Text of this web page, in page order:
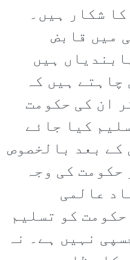
شکار ہیں۔
میں قابض
ہیں
ہیں کہ
ان کی حکومت
کیا جائے
کے بعد بالخصوص
کی وجہ
عالمی
کو تسلیم
نہیں ہے۔ نہ